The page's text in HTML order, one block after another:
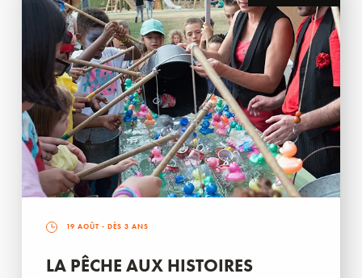
19 AOÛT - DÈS 3 ANS
LA PÊCHE AUX HISTOIRES